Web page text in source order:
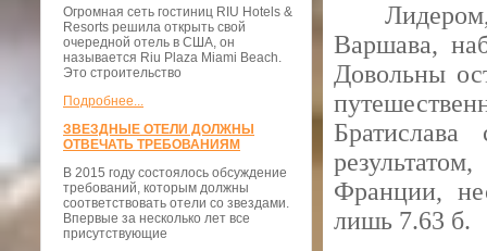
Огромная сеть гостиниц RIU Hotels &
Resorts решила открыть свой
очередной отель в США, он
называется Riu Plaza Miami Beach.
Это строительство
Подробнее...
ЗВЕЗДНЫЕ ОТЕЛИ ДОЛЖНЫ
ОТВЕЧАТЬ ТРЕБОВАНИЯМ
В 2015 году состоялось обсуждение
требований, которым должны
соответствовать отели со звездами.
Впервые за несколько лет все
присутствующие
Варшава,
Довольны
Франции,
лишь 7.63 б.